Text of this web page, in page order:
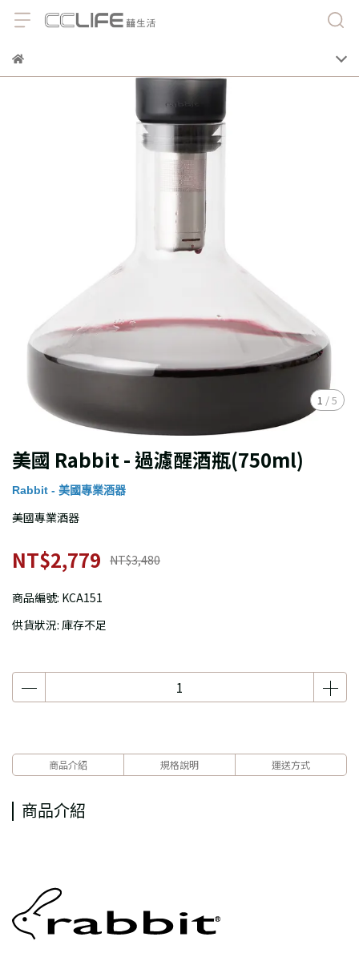
1 /5
美國 Rabbit - 過濾醒酒瓶(750ml)
Rabbit - 美國專業酒器
美國專業酒器
NT$2,779 NT$3,480
商品編號: KCA151
供貨狀況: 庫存不足
商品介紹 規格說明 運送方式
商品介紹